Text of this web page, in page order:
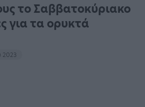
το Σαββατοκύριακο
για τα ορυκτά
2023